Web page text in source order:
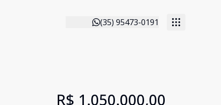
(35) 95473-0191
R$ 1.050.000,00